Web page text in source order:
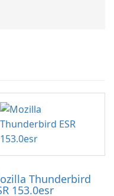
Thunderbird
153.0esr